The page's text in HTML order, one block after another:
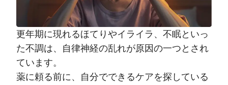
更年期に現れるほてりやイライラ、不眠といっ
た不調は、自律神経の乱れが原因の一つとされ
ています。
薬に頼る前に、自分でできるケアを探している